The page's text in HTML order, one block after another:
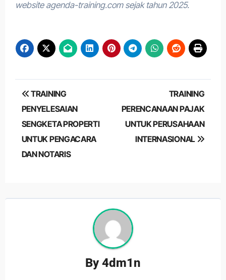
website agenda-training.com sejak tahun 2025.
Post
navigation
TRAINING
PENYELESAIAN
SENGKETA PROPERTI
UNTUK PENGACARA
DAN NOTARIS
TRAINING
PERENCANAAN PAJAK
UNTUK PERUSAHAAN
INTERNASIONAL
By4dm1n